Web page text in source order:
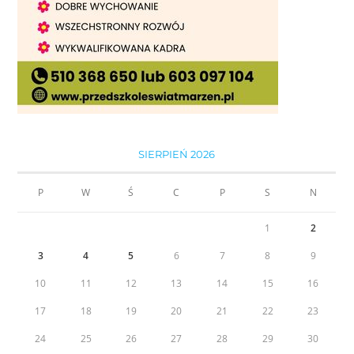
SIERPIEŃ 2026
P W Ś C P S N
1 2
3 4 5 6 7 8 9
10 11 12 13 14 15 16
17 18 19 20 21 22 23
24 25 26 27 28 29 30